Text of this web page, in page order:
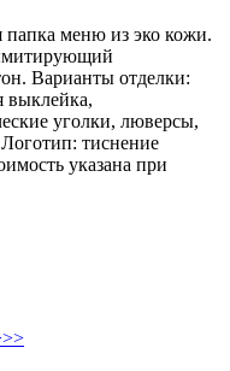
меню из эко кожи.
Варианты отделки:
выклейка,
уголки, люверсы,
тиснение
указана при